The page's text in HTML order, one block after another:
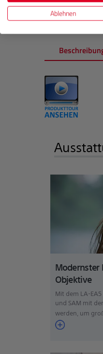
Modernster
Objektive
Mit dem LA-
und SAM mit
werden, um
Ablehnen